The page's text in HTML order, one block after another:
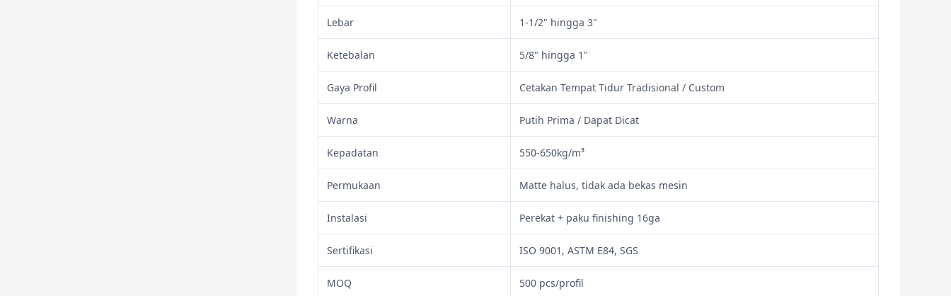
Lebar 1-1/2" hingga 3"
Ketebalan 5/8" hingga 1"
Gaya Profil Cetakan Tempat Tidur Tradisional / Custom
Warna Putih Prima / Dapat Dicat
Kepadatan 550-650kg/m³
Permukaan Matte halus, tidak ada bekas mesin
Instalasi Perekat + paku finishing 16ga
Sertifikasi ISO 9001, ASTM E84, SGS
MOQ 500 pcs/profil